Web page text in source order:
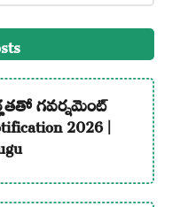
గవర్నమెంట్
2026 |